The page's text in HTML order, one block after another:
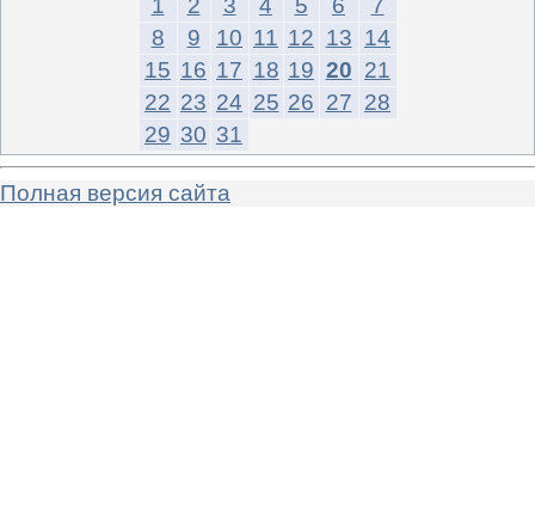
1
2 3 4 5 6
7
8
9 10 11 12 13 14
15 16 17 18 19 20 21
22 23 24 25 26 27 28
29 30 31
Полная версия сайта